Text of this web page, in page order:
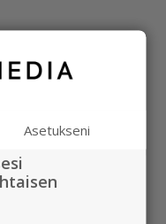
Asetukseni